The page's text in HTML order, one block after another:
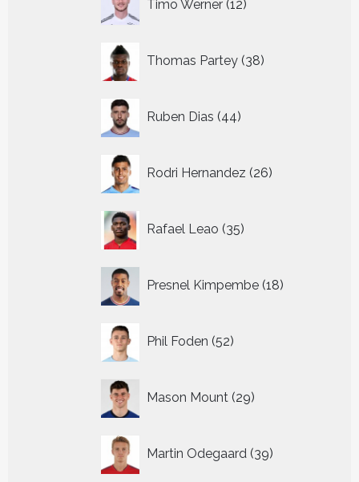
Timo Werner 12
producten
Thomas Partey 38
producten
Ruben Dias 44
producten
Rodri Hernandez 26
producten
Rafael Leao 35
producten
Presnel Kimpembe 18
producten
Phil Foden 52
producten
Mason Mount 29
producten
Martin Odegaard 39
producten